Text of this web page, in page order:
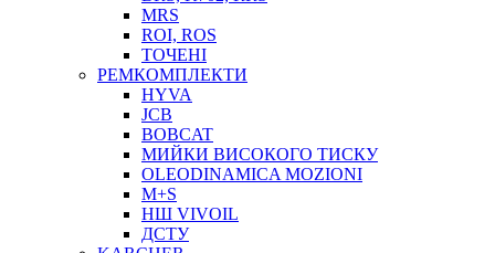
НАПІРНО-ВСМОКТУЮЧІ
ФІЛЬТРИ ДЛЯ ПАЛЬНОГО
MRS
ROI, ROS
ТОЧЕНІ
РЕМКОМПЛЕКТИ
HYVA
JCB
BOBCAT
МИЙКИ ВИСОКОГО ТИСКУ
OLEODINAMICA MOZIONI
M+S
НШ VIVOIL
ДСТУ